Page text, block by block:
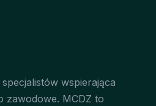
wspierająca
zawodowe. MCDZ to